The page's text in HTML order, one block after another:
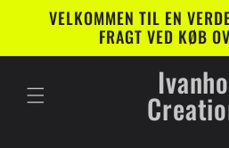
Gå til
indhold
VELKOMMEN TIL EN
FRAGT VED KØB